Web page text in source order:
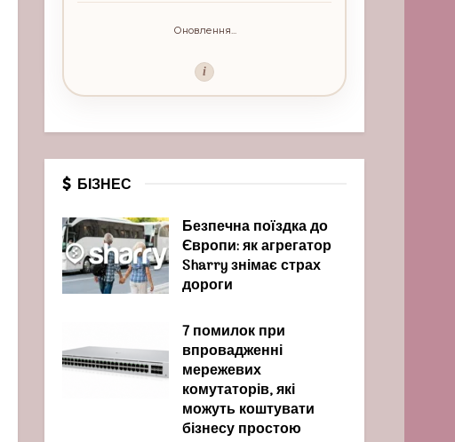
Оновлення...
i
БІЗНЕС
Безпечна поїздка до
Європи: як агрегатор
Sharry знімає страх
дороги
7 помилок при
впровадженні
мережевих
комутаторів, які
можуть коштувати
бізнесу простою